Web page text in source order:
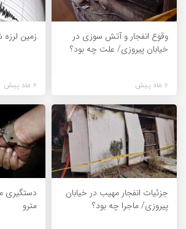
وقوع انفجار و آتش سوزی در
خیابان پیروزی/ علت چه بود؟
6 ماه پیش
زمین لرزه
6 ماه پیش
جزئیات انفجار مهیب در خیابان
پیروزی/ ماجرا چه بود؟
دستگیری
مترو